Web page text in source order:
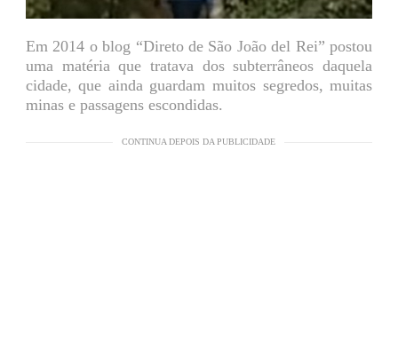
Em 2014 o blog “Direto de São João del Rei” postou
uma matéria que tratava dos subterrâneos daquela
cidade, que ainda guardam muitos segredos, muitas
minas e passagens escondidas.
CONTINUA DEPOIS DA PUBLICIDADE